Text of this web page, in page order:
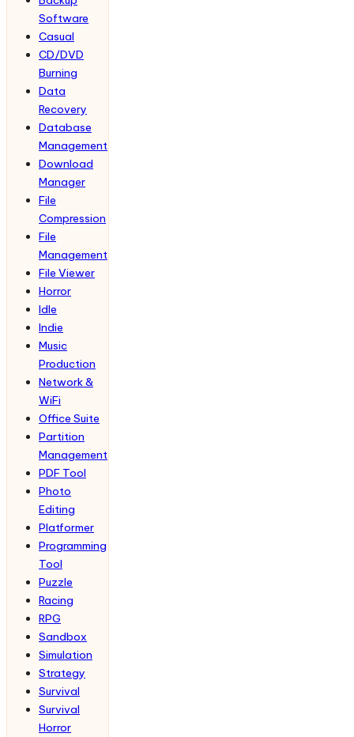
Software
Casual
CD/DVD
Burning
Data
Recovery
Database
Management
Download
Manager
File
Compression
File
Management
File Viewer
Horror
Idle
Indie
Music
Production
Network &
WiFi
Office Suite
Partition
Management
PDF Tool
Photo
Editing
Platformer
Programming
Tool
Puzzle
Racing
RPG
Sandbox
Simulation
Strategy
Survival
Survival
Horror